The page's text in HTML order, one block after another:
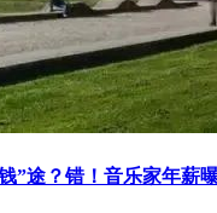
”途？错！音乐家年薪